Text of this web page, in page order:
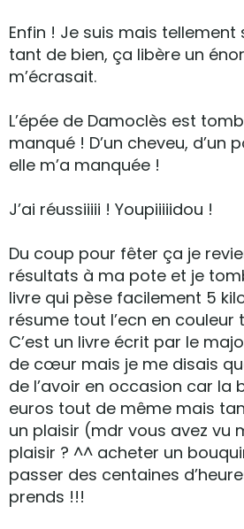
Enfin ! Je suis mais
tant de bien, ça libère un
m’écrasait.
L’épée de Damoclès est
manqué ! D’un cheveu, d’un
elle m’a manquée !
J’ai réussiiiii ! Youpiiiiidou !
Du coup pour fêter ça je
résultats à ma pote et je
livre qui pèse facilement 5
résume tout l’ecn en
C’est un livre écrit par le
de cœur mais je me disais
de l’avoir en occasion car la
euros tout de même mais
un plaisir (mdr vous avez vu
plaisir ? ^^ acheter un
passer des centaines
prends !!!